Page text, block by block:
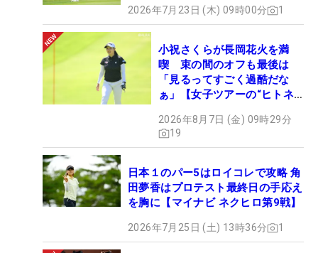
2026年7月23日 (木) 09時00分 1
小祝さくらが長岡花火を満
喫 束の間のオフも最後は
「見るってすごく過酷だな
ぁ」【女子ツアーの“ヒトネ
2026年8月7日 (金) 09時29分
19
日本１のパー5はロイコレで攻略 角
田夢香はプロテスト最終日の手応え
を胸に【マイナビ ネクヒロ第9戦】
2026年7月25日 (土) 13時36分 1